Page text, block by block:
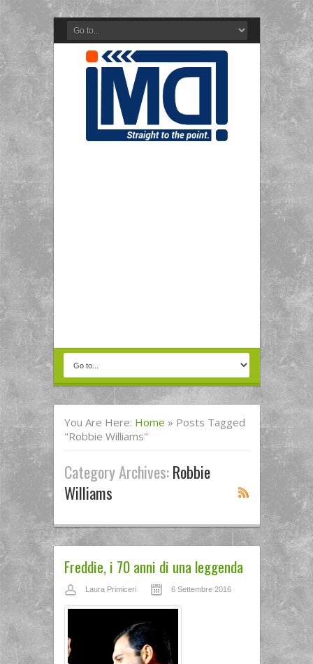
You Are Here: Home » Posts Tagged
"robbie Williams"
Category Archives:Robbie
Williams
Freddie, i 70 anni di una leggenda
Laura Primiceri 6 Settembre 2016